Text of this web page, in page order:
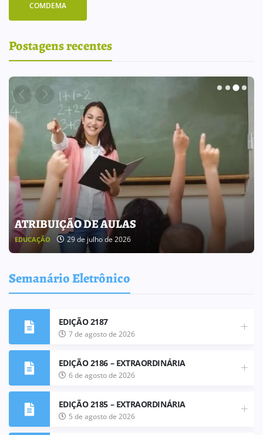
COMDEMA
Postagens recentes
BOLETIM INFORMATIVO 238
BOLETIM INFORMATIVO 25 de julho de 2026
Semanário Eletrônico
EDIÇÃO 2187
7 de agosto de 2026
EDIÇÃO 2186 – EXTRAORDINÁRIA
6 de agosto de 2026
EDIÇÃO 2185 – EXTRAORDINÁRIA
5 de agosto de 2026